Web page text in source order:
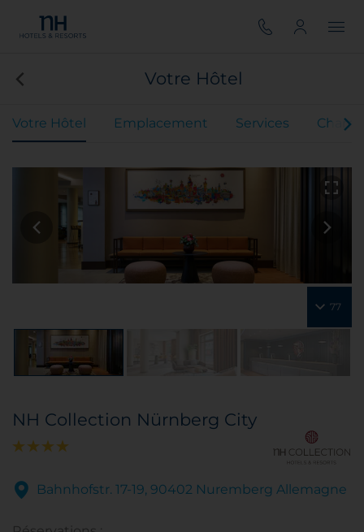
Votre Hôtel
Votre Hôtel Emplacement Services
77
NH Collection Nürnberg City
Bahnhofstr. 17-19, 90402 Nuremberg Allemagne